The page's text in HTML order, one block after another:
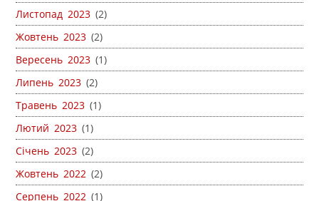
Листопад 2023 (2)
Жовтень 2023 (2)
Вересень 2023 (1)
Липень 2023 (2)
Травень 2023 (1)
Лютий 2023 (1)
Січень 2023 (2)
Жовтень 2022 (2)
Серпень 2022 (1)